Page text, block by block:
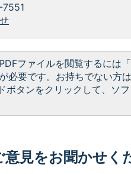
PDFファイルを閲覧するには
が必要です。お持ちでない方
ボタンをクリックして、ソ
見をお聞かせく